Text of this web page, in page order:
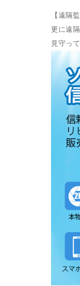
【遠隔
更に遠
見守っ